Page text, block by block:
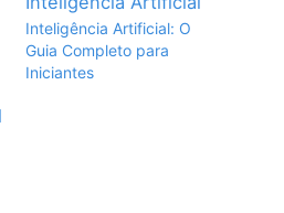
Inteligência Artificial: O
Guia Completo para
Iniciantes